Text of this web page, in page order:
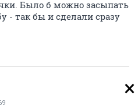
Было б можно засыпать
- так бы и сделали сразу